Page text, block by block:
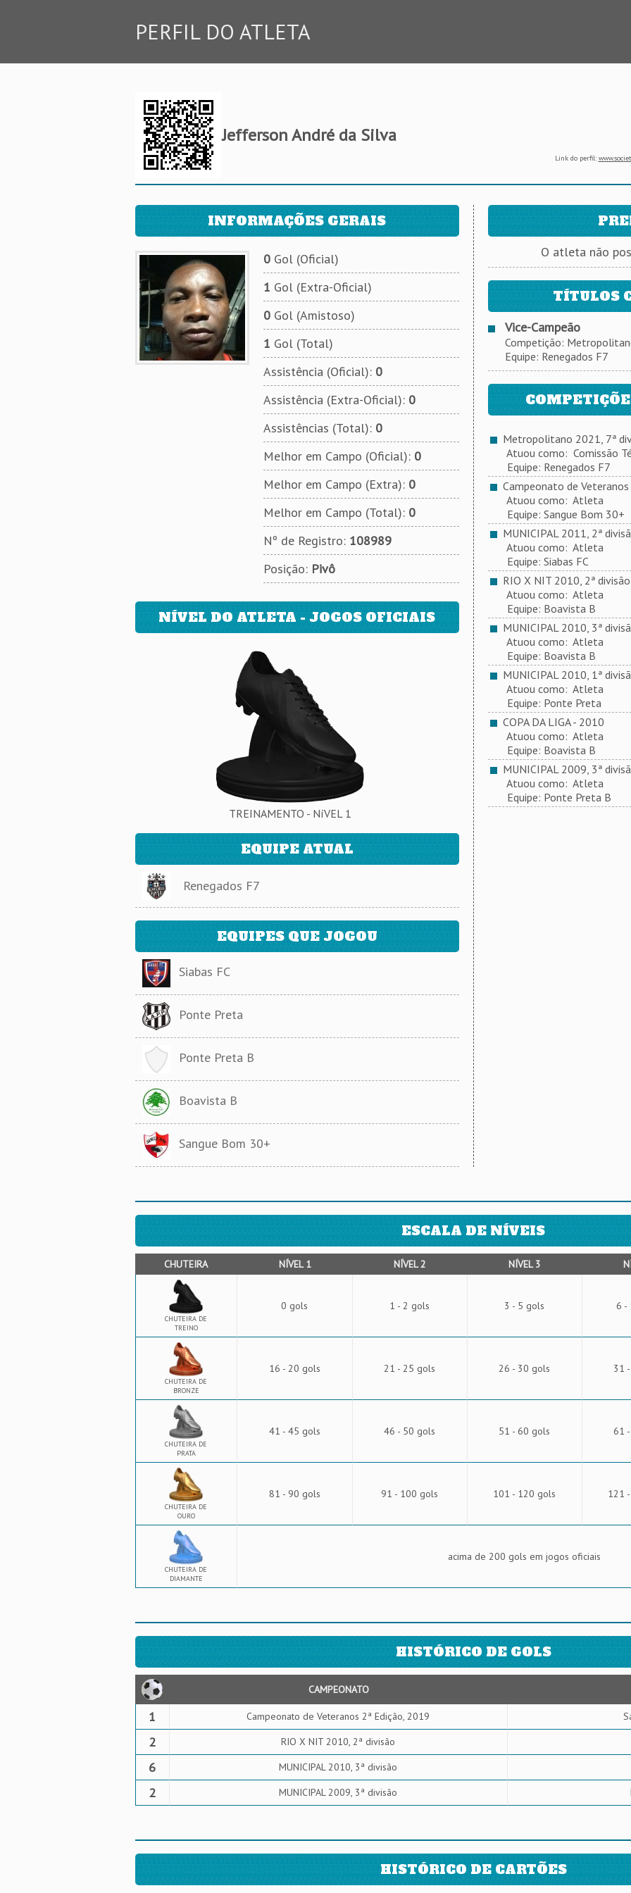
PERFIL DO ATLETA
Jefferson André da Silva
Link do perfil:
INFORMAÇÕES GERAIS
0Gol (Oficial)
1 Gol (Extra-Oficial)
0Gol (Amistoso)
1 Gol (Total)
Assistência (Oficial): 0
Assistência (Extra-Oficial): 0
Assistências (Total): 0
Melhor em Campo (Oficial): 0
Melhor em Campo (Extra): 0
Melhor em Campo (Total): 0
Nº de Registro: 108989
Posição: Pivô
NÍVEL DO ATLETA - JOGOS OFICIAIS
TREINAMENTO - NíVEL 1
EQUIPE ATUAL
Renegados F7
EQUIPES QUE JOGOU
Siabas FC
Ponte Preta
Ponte Preta B
Boavista B
Sangue Bom 30+
O atleta não
TÍTULOS
Vice-Campeão
Competição:
Equipe: Renegados F7
Metropolitano 2021, 7ª
Atuou como: Comissão
Equipe: Renegados F7
Campeonato de Veteranos
Atuou como: Atleta
Equipe: Sangue Bom 30+
MUNICIPAL 2011, 2ª
Atuou como: Atleta
Equipe: Siabas FC
RIO X NIT 2010, 2ª divisão
Atuou como: Atleta
Equipe: Boavista B
MUNICIPAL 2010, 3ª
Atuou como: Atleta
Equipe: Boavista B
MUNICIPAL 2010, 1ª
Atuou como: Atleta
Equipe: Ponte Preta
COPA DA LIGA - 2010
Atuou como: Atleta
Equipe: Boavista B
MUNICIPAL 2009, 3ª
Atuou como: Atleta
Equipe: Ponte Preta B
ESCALA DE NÍVEIS
CHUTEIRA NÍVEL 1 NÍVEL 2 NÍVEL 3
CHUTEIRA DE
TREINO
0 gols 1 - 2 gols 3 - 5 gols 6 -
CHUTEIRA DE
BRONZE
16 - 20 gols 21 - 25 gols 26 - 30 gols 31
CHUTEIRA DE
PRATA
41 - 45 gols 46 - 50 gols 51 - 60 gols 61
CHUTEIRA DE
OURO
81 - 90 gols 91 - 100 gols 101 - 120 gols 121
CHUTEIRA DE
DIAMANTE
acima de 200 gols em jogos oficiais
HISTÓRICO DE GOLS
CAMPEONATO
1 Campeonato de Veteranos 2ª Edição, 2019
2 RIO X NIT 2010, 2ª divisão
6 MUNICIPAL 2010, 3ª divisão
2 MUNICIPAL 2009, 3ª divisão
HISTÓRICO DE CARTÕES